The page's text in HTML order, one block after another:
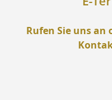
Rufen Sie uns an